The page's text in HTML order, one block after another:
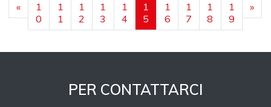
«
1
0
1
1
1
2
1
3
1
4
1
5
1
6
1
7
1
8
1
9
»
PER CONTATTARCI